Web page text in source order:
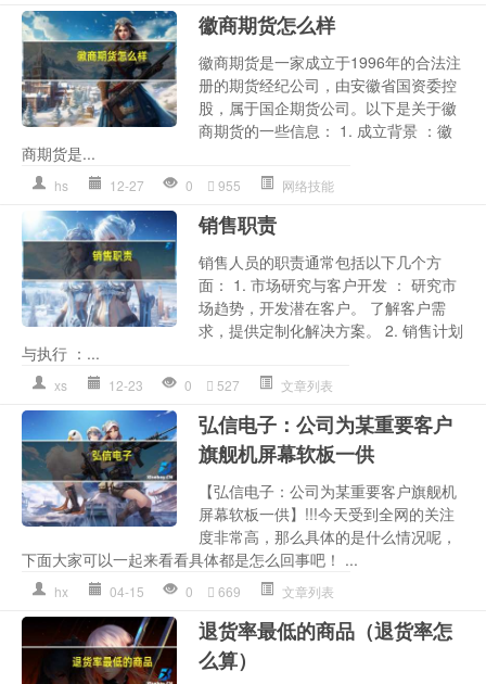
徽商期货怎么样
徽商期货是一家成立于1996年的合法注
册的期货经纪公司，由安徽省国资委控
股，属于国企期货公司。以下是关于徽
商期货的一些信息： 1. 成立背景 ：徽
商期货是...
hs 12-27 0 955 网络技能
销售职责
销售人员的职责通常包括以下几个方
面： 1. 市场研究与客户开发 ： 研究市
场趋势，开发潜在客户。 了解客户需
求，提供定制化解决方案。 2. 销售计划
与执行 ：...
xs 12-23 0 527 文章列表
弘信电子：公司为某重要客户
旗舰机屏幕软板一供
【弘信电子：公司为某重要客户旗舰机
屏幕软板一供】!!!今天受到全网的关注
度非常高，那么具体的是什么情况呢，
下面大家可以一起来看看具体都是怎么回事吧！ ...
hx 04-15 0 669 文章列表
退货率最低的商品（退货率怎
么算）